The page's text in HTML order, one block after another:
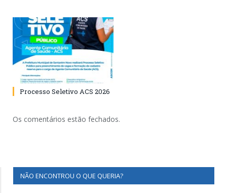
Processo Seletivo ACS 2026
Os comentários estão fechados.
NÃO ENCONTROU O QUE QUERIA?